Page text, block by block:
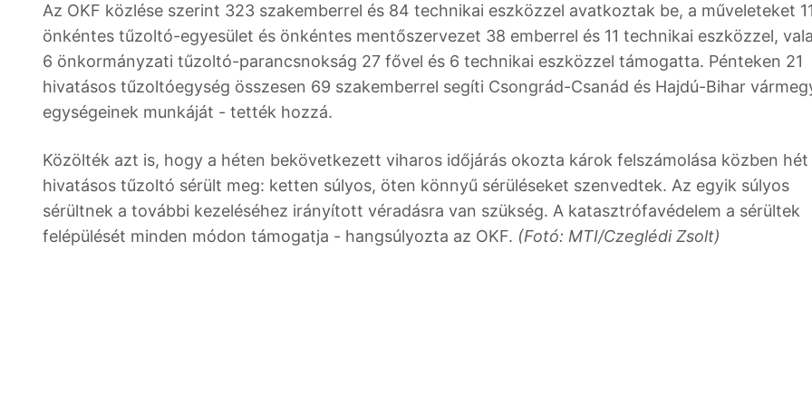
Az OKF közlése szerint 323 szakemberrel és 84 technikai eszközzel avatkoztak be, a műveleteket 11
önkéntes tűzoltó-egyesület és önkéntes mentőszervezet 38 emberrel és 11 technikai eszközzel,
6 önkormányzati tűzoltó-parancsnokság 27 fővel és 6 technikai eszközzel támogatta. Pénteken 21
hivatásos tűzoltóegység összesen 69 szakemberrel segíti Csongrád-Csanád és Hajdú-Bihar
egységeinek munkáját - tették hozzá.
Közölték azt is, hogy a héten bekövetkezett viharos időjárás okozta károk felszámolása közben hét
hivatásos tűzoltó sérült meg: ketten súlyos, öten könnyű sérüléseket szenvedtek. Az egyik súlyos
sérültnek a további kezeléséhez irányított véradásra van szükség. A katasztrófavédelem a sérültek
felépülését minden módon támogatja - hangsúlyozta az OKF. (Fotó: MTI/Czeglédi Zsolt)